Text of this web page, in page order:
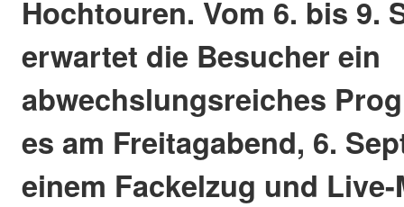
Hochtouren. Vom 6. bis 9.
erwartet die Besucher ein
abwechslungsreiches
es am Freitagabend, 6.
einem Fackelzug und